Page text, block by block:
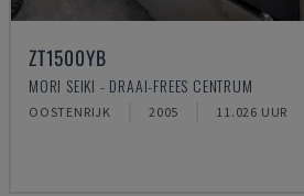
ZT1500YB
MORI SEIKI - DRAAI-FREES CENTRUM
OOSTENRIJK 2005 11.026 UUR